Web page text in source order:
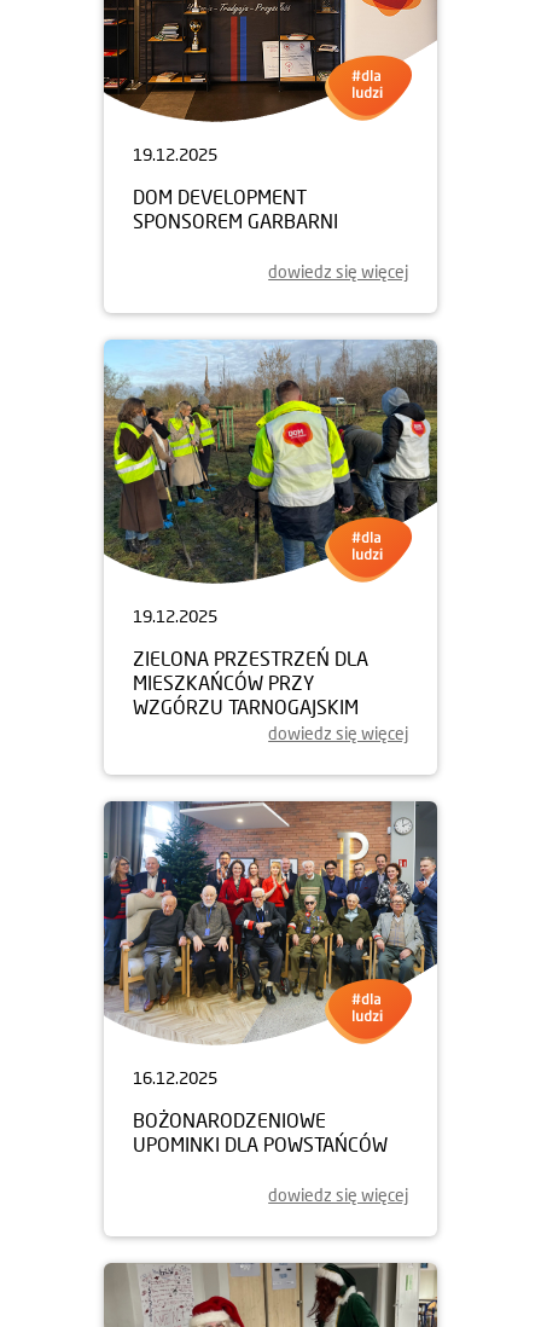
19.12.2025
DOM DEVELOPMENT
SPONSOREM GARBARNI
dowiedz się więcej
19.12.2025
ZIELONA PRZESTRZEŃ DLA
MIESZKAŃCÓW PRZY
WZGÓRZU TARNOGAJSKIM
dowiedz się więcej
16.12.2025
BOŻONARODZENIOWE
UPOMINKI DLA POWSTAŃCÓW
dowiedz się więcej